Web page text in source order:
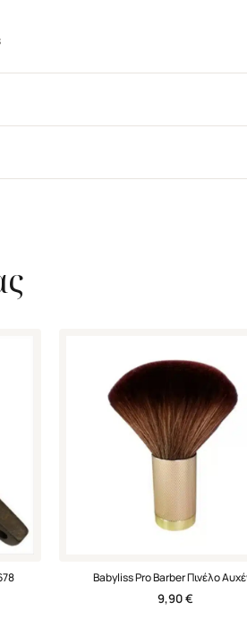
Babyliss Pro Barber Πινέλο
9,90€